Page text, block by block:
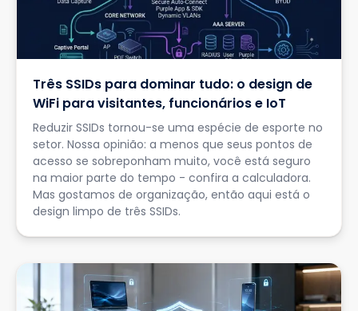
Três SSIDs para dominar tudo: o design de
WiFi para visitantes, funcionários e IoT
Reduzir SSIDs tornou-se uma espécie de esporte no
setor. Nossa opinião: a menos que seus pontos de
acesso se sobreponham muito, você está seguro
na maior parte do tempo - confira a calculadora.
Mas gostamos de organização, então aqui está o
design limpo de três SSIDs.